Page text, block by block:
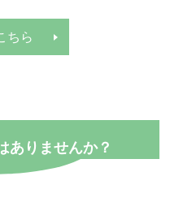
ちら
ありませんか？